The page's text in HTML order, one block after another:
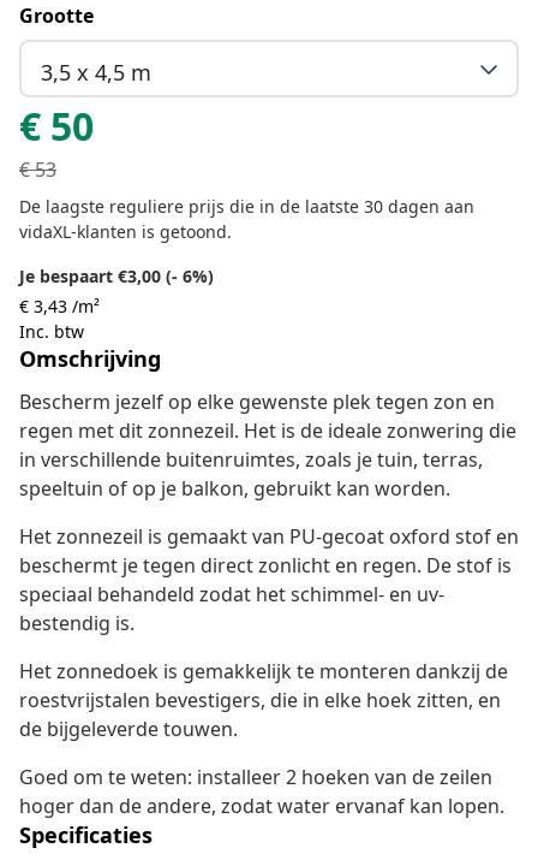
Grootte
3,5 x 4,5 m
€ 50
€53
De laagste reguliere prijs die in de laatste 30 dagen aan
vidaXL-klanten is getoond.
Je bespaart €3,00 (- 6%)
€ 3,43 /m²
Inc. btw
Omschrijving
Bescherm jezelf op elke gewenste plek tegen zon en
regen met dit zonnezeil. Het is de ideale zonwering die
in verschillende buitenruimtes, zoals je tuin, terras,
speeltuin of op je balkon, gebruikt kan worden.
Het zonnezeil is gemaakt van PU-gecoat oxford stof en
beschermt je tegen direct zonlicht en regen. De stof is
speciaal behandeld zodat het schimmel- en uv-
bestendig is.
Het zonnedoek is gemakkelijk te monteren dankzij de
roestvrijstalen bevestigers, die in elke hoek zitten, en
de bijgeleverde touwen.
Goed om te weten: installeer 2 hoeken van de zeilen
hoger dan de andere, zodat water ervanaf kan lopen.
Specificaties